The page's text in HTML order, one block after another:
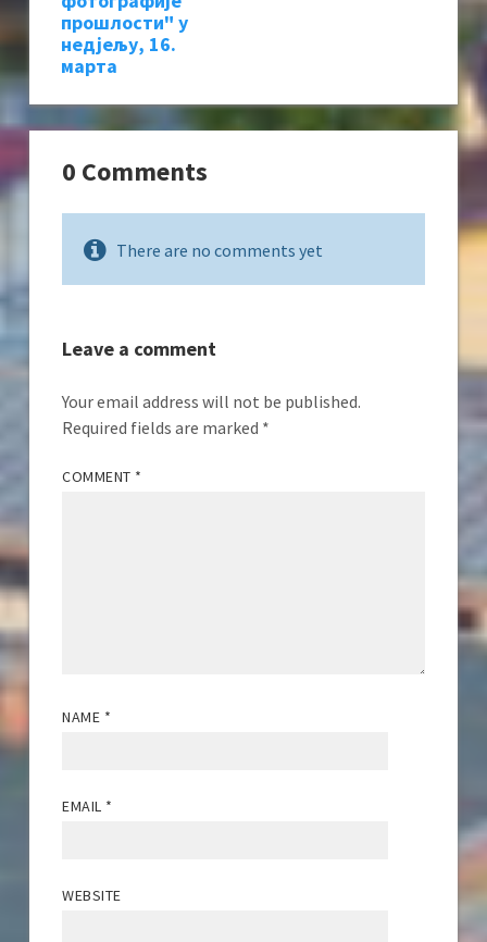
прошлости" у
недјељу, 16.
марта
0 Comments
There are no comments yet
Leave a comment
Your email address will not be published.
Required fields are marked *
COMMENT *
NAME *
EMAIL *
WEBSITE